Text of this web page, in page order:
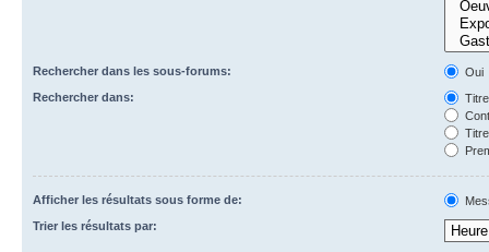
Rechercher dans les sous-forums:
Oui
Rechercher dans:
Afficher les résultats sous forme de:
Trier les résultats par: